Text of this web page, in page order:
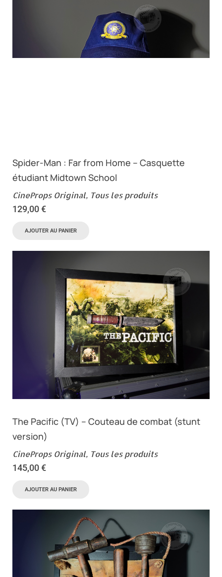
Spider-Man : Far from Home – Casquette
étudiant Midtown School
CineProps Original, Tous les produits
129,00€
AJOUTER AU PANIER
The Pacific (TV) – Couteau de combat (stunt
version)
CineProps Original, Tous les produits
145,00€
AJOUTER AU PANIER